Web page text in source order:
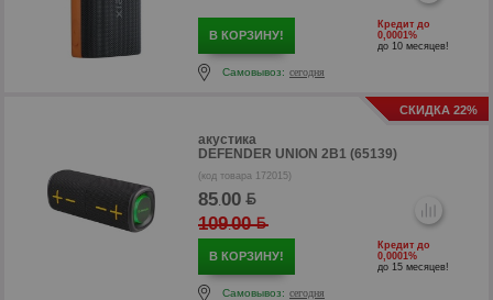
В КОРЗИНУ!
Кредит до
0,0001%
до 10 месяцев!
Самовывоз: сегодня
СКИДКА 22%
акустика
DEFENDER UNION 2В1 (65139)
(код товара 172015)
85.00
109.00
В КОРЗИНУ!
Кредит до
0,0001%
до 15 месяцев!
Самовывоз: сегодня